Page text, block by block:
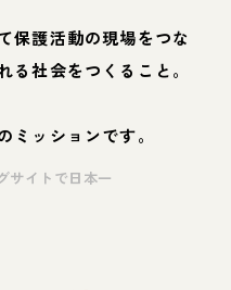
保護活動の現場をつな
る社会をつくること。
ミッションです。
サイトで日本一